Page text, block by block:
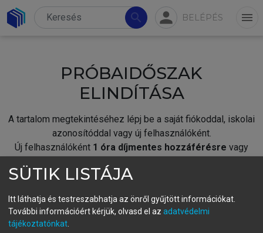
search person BELÉPÉS menu
PRÓBAIDŐSZAK
ELINDÍTÁSA
A tartalom megtekintéséhez lépj be a saját fiókoddal, iskolai
azonosítóddal vagy új felhasználóként.
Új felhasználóként 1 óra díjmentes hozzáférésre vagy
fiókoddal,vagy hozz létre új fiókot.
A regisztráció után apróbaidőszakautomatikusan
SÜTIK LISTÁJA
Itt láthatja és testreszabhatja az önről gyűjtött információkat.
További információért kérjük, olvasd el az adatvédelmi
tájékoztatónkat